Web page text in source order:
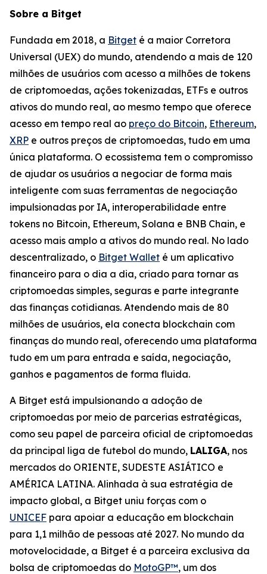
Sobre a Bitget
Fundada em 2018, a Bitget é a maior Corretora
Universal (UEX) do mundo, atendendo a mais de 120
milhões de usuários com acesso a milhões de tokens
de criptomoedas, ações tokenizadas, ETFs e outros
ativos do mundo real, ao mesmo tempo que oferece
acesso em tempo real ao preço do Bitcoin, Ethereum,
XRP e outros preços de criptomoedas, tudo em uma
única plataforma. O ecossistema tem o compromisso
de ajudar os usuários a negociar de forma mais
inteligente com suas ferramentas de negociação
impulsionadas por IA, interoperabilidade entre
tokens no Bitcoin, Ethereum, Solana e BNB Chain, e
acesso mais amplo a ativos do mundo real. No lado
descentralizado, o Bitget Wallet é um aplicativo
financeiro para o dia a dia, criado para tornar as
criptomoedas simples, seguras e parte integrante
das finanças cotidianas. Atendendo mais de 80
milhões de usuários, ela conecta blockchain com
finanças do mundo real, oferecendo uma plataforma
tudo em um para entrada e saída, negociação,
ganhos e pagamentos de forma fluida.
A Bitget está impulsionando a adoção de
criptomoedas por meio de parcerias estratégicas,
como seu papel de parceira oficial de criptomoedas
da principal liga de futebol do mundo, LALIGA, nos
mercados do ORIENTE, SUDESTE ASIÁTICO e
AMÉRICA LATINA. Alinhada à sua estratégia de
impacto global, a Bitget uniu forças com o
UNICEF para apoiar a educação em blockchain
para 1,1 milhão de pessoas até 2027. No mundo da
motovelocidade, a Bitget é a parceira exclusiva da
bolsa de criptomoedas do MotoGP™, um dos